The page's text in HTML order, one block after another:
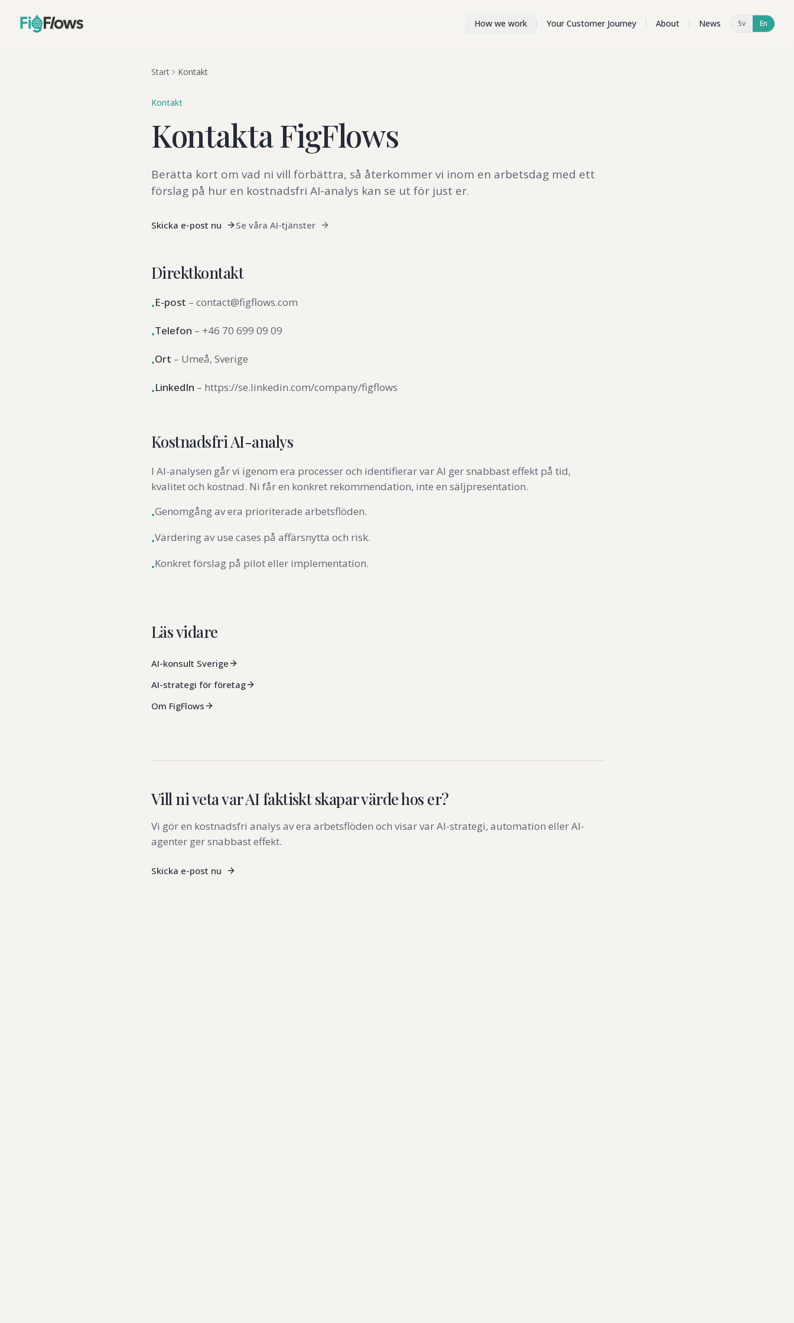
How we work Your Customer Journey About News Sv En
Start Kontakt
Kontakt
Kontakta FigFlows
Berätta kort om vad ni vill förbättra, så återkommer vi inom en arbetsdag med ett
förslag på hur en kostnadsfri AI-analys kan se ut för just er.
Skicka e-post nu Se våra AI-tjänster
Direktkontakt
•E-post – contact@figflows.com
•Telefon – +46 70 699 09 09
•Ort – Umeå, Sverige
•LinkedIn – https://se.linkedin.com/company/figflows
Kostnadsfri AI-analys
I AI-analysen går vi igenom era processer och identifierar var AI ger snabbast effekt på tid,
kvalitet och kostnad. Ni får en konkret rekommendation, inte en säljpresentation.
•Genomgång av era prioriterade arbetsflöden.
•Värdering av use cases på affärsnytta och risk.
•Konkret förslag på pilot eller implementation.
Läs vidare
AI-konsult Sverige
AI-strategi för företag
Om FigFlows
Vill ni veta var AI faktiskt skapar värde hos er?
Vi gör en kostnadsfri analys av era arbetsflöden och visar var AI-strategi, automation eller AI-
agenter ger snabbast effekt.
Skicka e-post nu